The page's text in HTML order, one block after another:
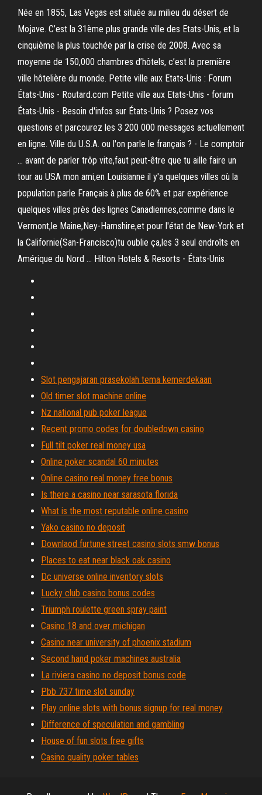
Née en 1855, Las Vegas est située au milieu du désert de
Mojave. C’est la 31ème plus grande ville des Etats-Unis, et la
cinquième la plus touchée par la crise de 2008. Avec sa
moyenne de 150,000 chambres d’hôtels, c’est la première
ville hôtelière du monde. Petite ville aux Etats-Unis : Forum
États-Unis - Routard.com Petite ville aux Etats-Unis - forum
États-Unis - Besoin d'infos sur États-Unis ? Posez vos
questions et parcourez les 3 200 000 messages actuellement
en ligne. Ville du U.S.A. ou l'on parle le français ? - Le comptoir
... avant de parler trôp vite,faut peut-être que tu aille faire un
tour au USA mon ami,en Louisianne il y'a quelques villes où la
population parle Français à plus de 60% et par expérience
quelques villes près des lignes Canadiennes,comme dans le
Vermont,le Maine,Ney-Hamshire,et pour l'état de New-York et
la Californie(San-Francisco)tu oublie ça,les 3 seul endroîts en
Amérique du Nord ... Hilton Hotels & Resorts - États-Unis
Slot pengajaran prasekolah tema kemerdekaan
Old timer slot machine online
Nz national pub poker league
Recent promo codes for doubledown casino
Full tilt poker real money usa
Online poker scandal 60 minutes
Online casino real money free bonus
Is there a casino near sarasota florida
What is the most reputable online casino
Yako casino no deposit
Downlaod furtune street casino slots smw bonus
Places to eat near black oak casino
Dc universe online inventory slots
Lucky club casino bonus codes
Triumph roulette green spray paint
Casino 18 and over michigan
Casino near university of phoenix stadium
Second hand poker machines australia
La riviera casino no deposit bonus code
Pbb 737 time slot sunday
Play online slots with bonus signup for real money
Difference of speculation and gambling
House of fun slots free gifts
Casino quality poker tables